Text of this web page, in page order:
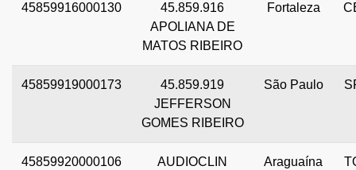
45859916000130
45.859.916
APOLIANA DE
MATOS RIBEIRO
Fortaleza
45859919000173
45.859.919
JEFFERSON
GOMES RIBEIRO
São Paulo
45859920000106
AUDIOCLIN
Araguaína